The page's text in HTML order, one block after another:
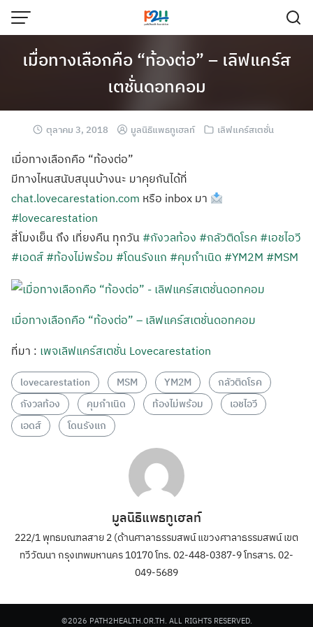
เมื่อทางเลือกคือ “ท้องต่อ” – เลิฟแคร์ส
เตชั่นดอทคอม
ตุลาคม 3, 2018 มูลนิธิแพธทูเฮลท์ เลิฟแคร์สเตชั่น
เมื่อทางเลือกคือ “ท้องต่อ”
มีทางไหนสนับสนุนบ้างนะ มาคุยกันได้ที่
chat.lovecarestation.com หรือ inbox มา
#lovecarestation
สี่โมงเย็น ถึง เที่ยงคืน ทุกวัน #กังวลท้อง #กลัวติดโรค #เอชไอวี
#เอดส์ #ท้องไม่พร้อม #โดนรังแก #คุมกำเนิด #YM2M #MSM
เมื่อทางเลือกคือ “ท้องต่อ” – เลิฟแคร์สเตชั่นดอทคอม
ที่มา : เพจเลิฟแคร์สเตชั่น Lovecarestation
lovecarestation MSM YM2M
กลัวติดโรค
กังวลท้อง
คุมกำเนิด ท้องไม่พร้อม
เอชไอวี
เอดส์
โดนรังแก
มูลนิธิแพธทูเฮลท์
222/1 พุทธมณฑลสาย 2 (ด้านศาลาธรรมสพน์ แขวงศาลาธรรมสพน์ เขต
ทวีวัฒนา กรุงเทพมหานคร 10170 โทร. 02-448-0387-9 โทรสาร. 02-
049-5689
©2026 PATH2HEALTH.OR.TH. ALL RIGHTS RESERVED.